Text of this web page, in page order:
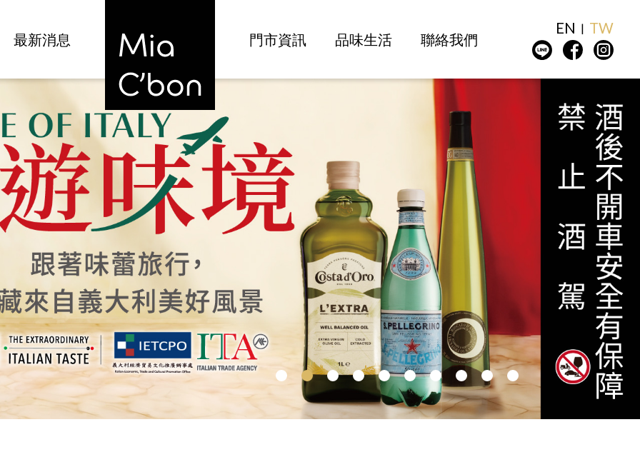
最新消息 門市資訊 品味生活 聯絡我們
EN TW